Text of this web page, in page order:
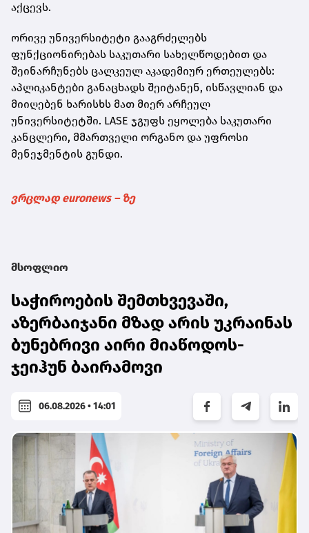
აქცევს.
ორივე უნივერსიტეტი გააგრძელებს
ფუნქციონირებას საკუთარი სახელწოდებით და
შეინარჩუნებს ცალკეულ აკადემიურ ერთეულებს:
აპლიკანტები განაცხადს შეიტანენ, ისწავლიან და
მიიღებენ ხარისხს მათ მიერ არჩეულ
უნივერსიტეტში. LASE ჯგუფს ეყოლება საკუთარი
კანცლერი, მმართველი ორგანო და უფროსი
მენეჯმენტის გუნდი.
ვრცლად euronews – ზე
მსოფლიო
საჭიროების შემთხვევაში,
აზერბაიჯანი მზად არის უკრაინას
ბუნებრივი აირი მიაწოდოს-
ჯეიჰუნ ბაირამოვი
06.08.2026 • 14:01